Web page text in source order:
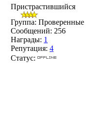
Пристрастившийся
Группа: Проверенные
Сообщений: 256
Награды: 1
Репутация: 4
Статус: